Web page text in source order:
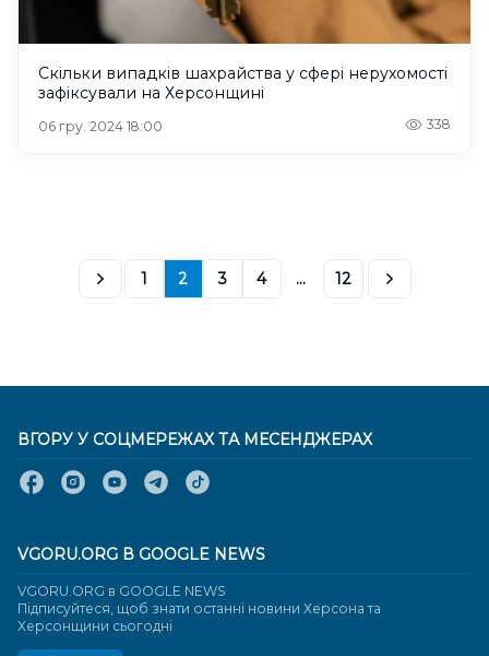
Скільки випадків шахрайства у сфері нерухомості
зафіксували на Херсонщині
06 гру. 2024 18:00 338
1 2 3 4 ... 12
ВГОРУ У СОЦМЕРЕЖАХ ТА МЕСЕНДЖЕРАХ
VGORU.ORG В GOOGLE NEWS
VGORU.ORG в GOOGLE NEWS
Підписуйтеся, щоб знати останні новини Херсона та
Херсонщини сьогодні